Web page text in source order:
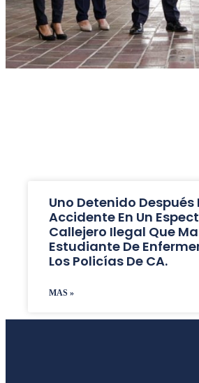
Uno Detenido Después
Accidente En Un
Callejero Ilegal Que
Estudiante De
Los Policías De CA.
MAS »